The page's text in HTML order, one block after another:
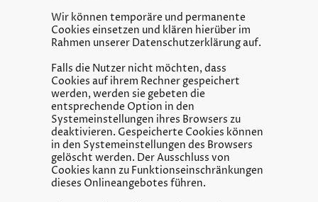
Wir können temporäre und permanente
Cookies einsetzen und klären hierüber im
Rahmen unserer Datenschutzerklärung auf.
Falls die Nutzer nicht möchten, dass
Cookies auf ihrem Rechner gespeichert
werden, werden sie gebeten die
entsprechende Option in den
Systemeinstellungen ihres Browsers zu
deaktivieren. Gespeicherte Cookies können
in den Systemeinstellungen des Browsers
gelöscht werden. Der Ausschluss von
Cookies kann zu Funktionseinschränkungen
dieses Onlineangebotes führen.